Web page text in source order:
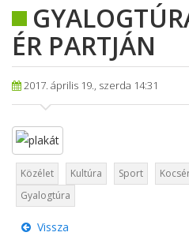
ÉR PARTJÁN
2017. április 19., szerda 14:31
Közélet Kultúra Sport
Gyalogtúra
Vissza